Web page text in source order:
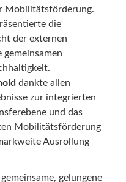
Mobilitätsförderung.
die
der externen
dankte allen
zur integrierten
und das
Mobilitätsförderung
Ausrollung
gelungene